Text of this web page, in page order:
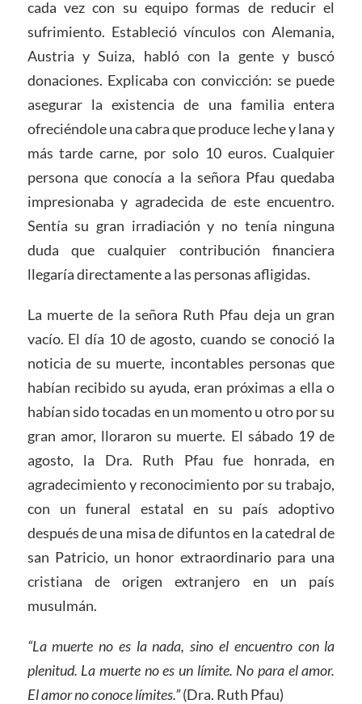
cada vez con su equipo formas de reducir el
sufrimiento. Estableció vínculos con Alemania,
Austria y Suiza, habló con la gente y buscó
donaciones. Explicaba con convicción: se puede
asegurar la existencia de una familia entera
ofreciéndole una cabra que produce leche y lana y
más tarde carne, por solo 10 euros. Cualquier
persona que conocía a la señora Pfau quedaba
impresionaba y agradecida de este encuentro.
Sentía su gran irradiación y no tenía ninguna
duda que cualquier contribución financiera
llegaría directamente a las personas afligidas.
La muerte de la señora Ruth Pfau deja un gran
vacío. El día 10 de agosto, cuando se conoció la
noticia de su muerte, incontables personas que
habían recibido su ayuda, eran próximas a ella o
habían sido tocadas en un momento u otro por su
gran amor, lloraron su muerte. El sábado 19 de
agosto, la Dra. Ruth Pfau fue honrada, en
agradecimiento y reconocimiento por su trabajo,
con un funeral estatal en su país adoptivo
después de una misa de difuntos en la catedral de
san Patricio, un honor extraordinario para una
cristiana de origen extranjero en un país
musulmán.
“La muerte no es la nada, sino el encuentro con la
plenitud. La muerte no es un límite. No para el amor.
El amor no conoce límites.”(Dra. Ruth Pfau)